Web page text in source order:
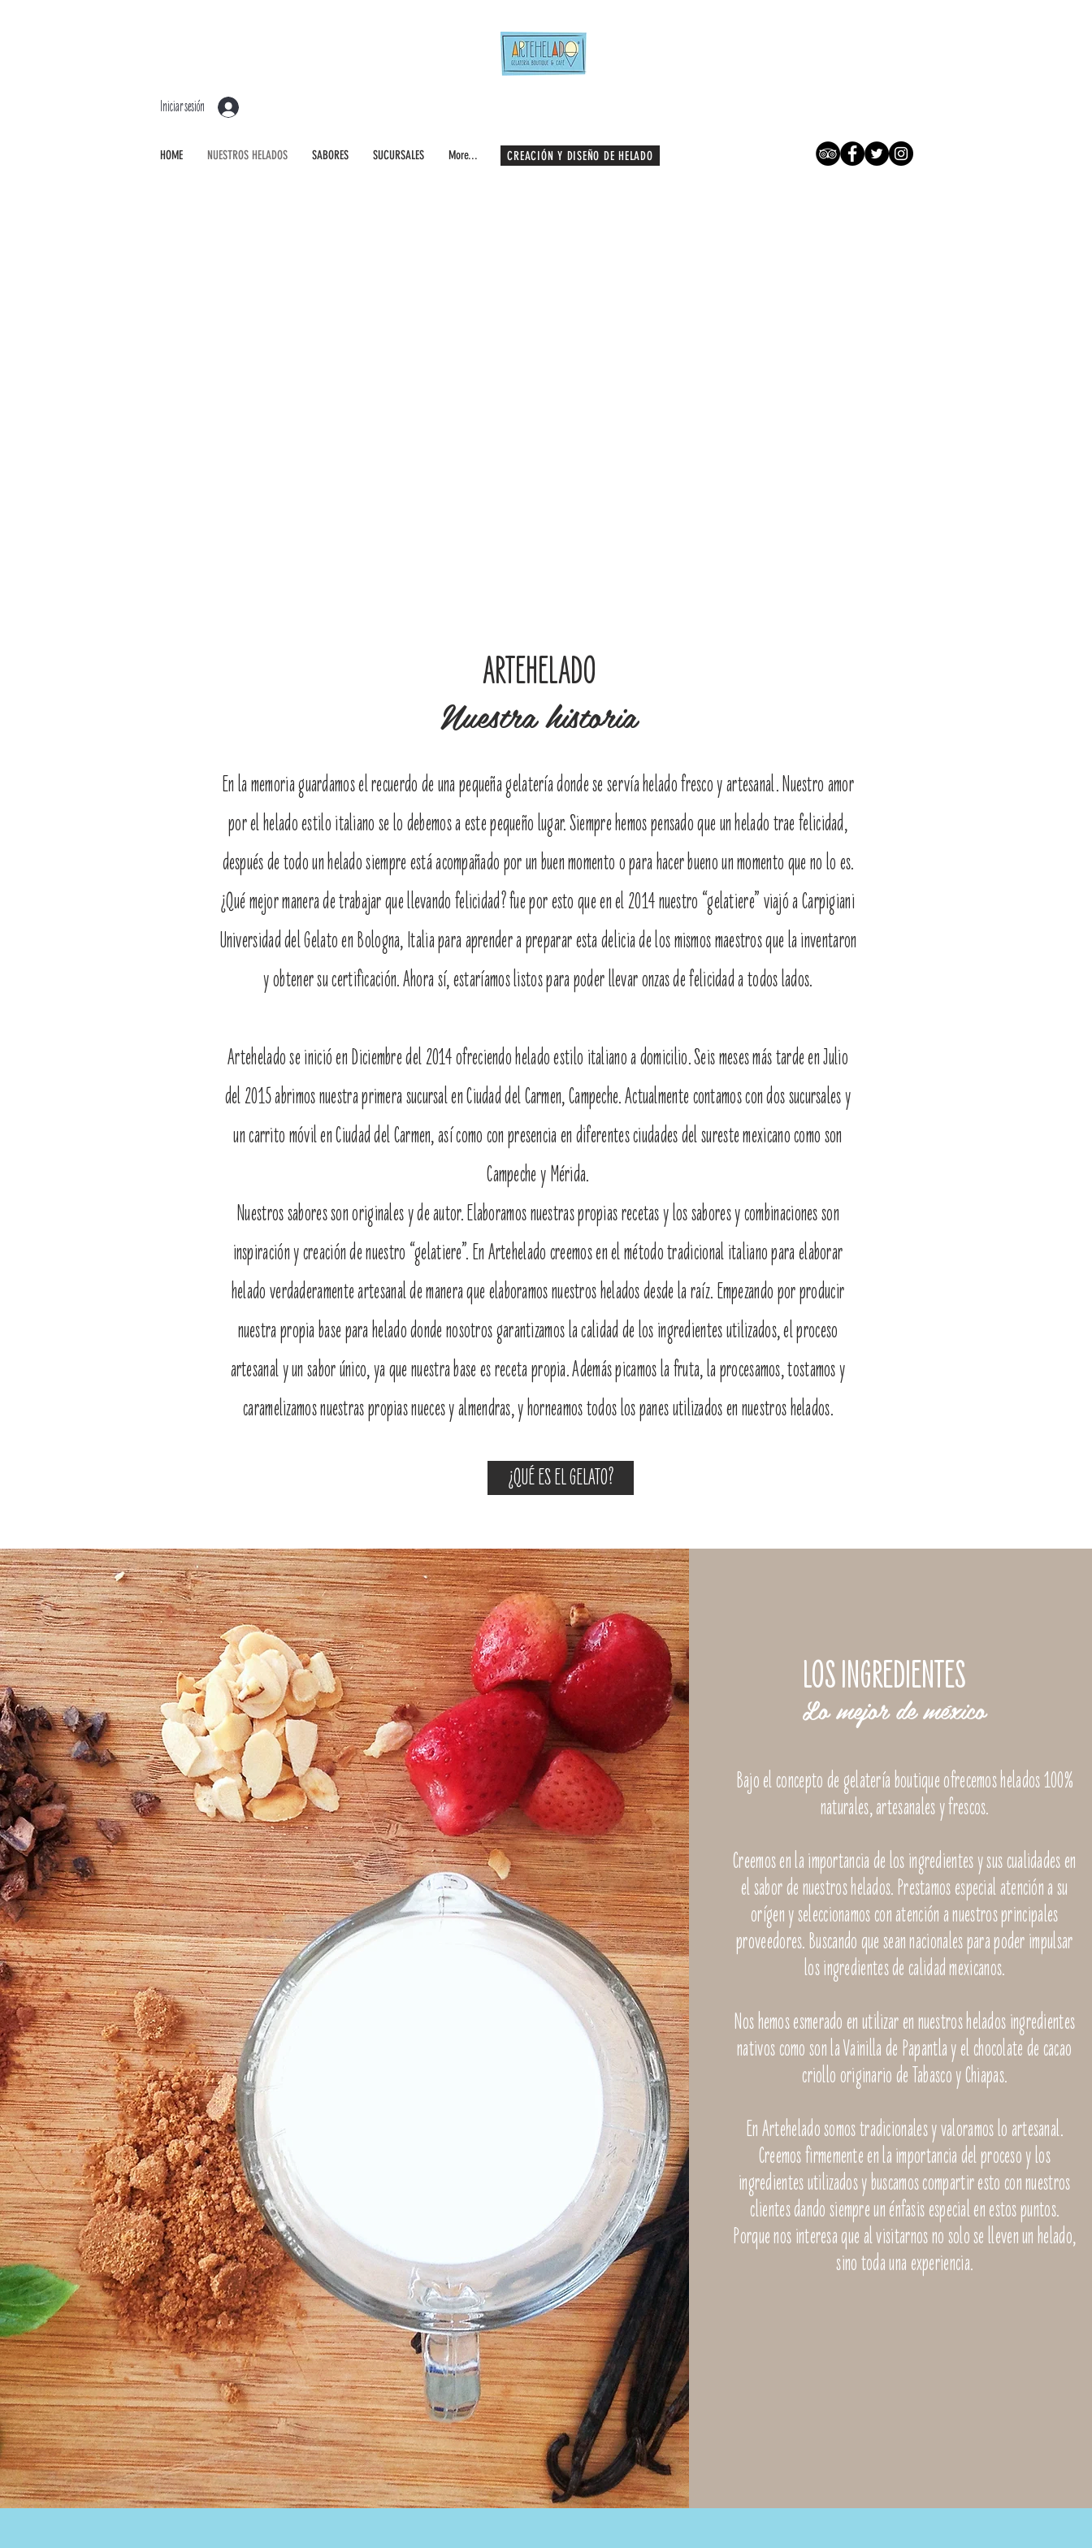
Iniciar sesión
HOME NUESTROS HELADOS SABORES SUCURSALES More... CREACIÓN Y DISEÑO DE HELADO
Nuestra historia
ARTEHELADO
En la memoria guardamos el recuerdo de una pequeña gelatería donde se servía helado fresco y artesanal. Nuestro amor
por el helado estilo italiano se lo debemos a este pequeño lugar. Siempre hemos pensado que un helado trae felicidad,
después de todo un helado siempre está acompañado por un buen momento o para hacer bueno un momento que no lo es.
¿Qué mejor manera de trabajar que llevando felicidad? fue por esto que en el 2014 nuestro “gelatiere” viajó a Carpigiani
Universidad del Gelato en Bologna, Italia para aprender a preparar esta delicia de los mismos maestros que la inventaron
y obtener su certificación. Ahora sí, estaríamos listos para poder llevar onzas de felicidad a todos lados.
Artehelado se inició en Diciembre del 2014 ofreciendo helado estilo italiano a domicilio. Seis meses más tarde en Julio
del 2015 abrimos nuestra primera sucursal en Ciudad del Carmen, Campeche. Actualmente contamos con dos sucursales y
un carrito móvil en Ciudad del Carmen, así como con presencia en diferentes ciudades del sureste mexicano como son
Campeche y Mérida.
Nuestros sabores son originales y de autor. Elaboramos nuestras propias recetas y los sabores y combinaciones son
inspiración y creación de nuestro “gelatiere”. En Artehelado creemos en el método tradicional italiano para elaborar
helado verdaderamente artesanal de manera que elaboramos nuestros helados desde la raíz. Empezando por producir
nuestra propia base para helado donde nosotros garantizamos la calidad de los ingredientes utilizados, el proceso
artesanal y un sabor único, ya que nuestra base es receta propia. Además picamos la fruta, la procesamos, tostamos y
caramelizamos nuestras propias nueces y almendras, y horneamos todos los panes utilizados en nuestros helados.
¿QUÉ ES EL GELATO?
LOS INGREDIENTES
Lo mejor de méxico
Bajo el concepto de gelatería boutique ofrecemos helados 100%
naturales, artesanales y frescos.
Creemos en la importancia de los ingredientes y sus cualidades en
el sabor de nuestros helados. Prestamos especial atención a su
orígen y seleccionamos con atención a nuestros principales
proveedores. Buscando que sean nacionales para poder impulsar
los ingredientes de calidad mexicanos.
Nos hemos esmerado en utilizar en nuestros helados ingredientes
nativos como son la Vainilla de Papantla y el chocolate de cacao
criollo originario de Tabasco y Chiapas.
En Artehelado somos tradicionales y valoramos lo artesanal.
Creemos firmemente en la importancia del proceso y los
ingredientes utilizados y buscamos compartir esto con nuestros
clientes dando siempre un énfasis especial en estos puntos.
Porque nos interesa que al visitarnos no solo se lleven un helado,
sino toda una experiencia.